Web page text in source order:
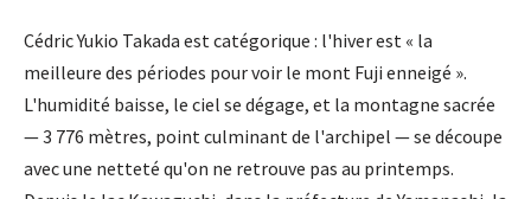
Cédric Yukio Takada est catégorique : l'hiver est « la
meilleure des périodes pour voir le mont Fuji enneigé ».
L'humidité baisse, le ciel se dégage, et la montagne sacrée
— 3 776 mètres, point culminant de l'archipel — se découpe
avec une netteté qu'on ne retrouve pas au printemps.